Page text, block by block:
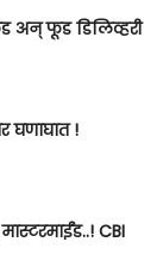
अन् फूड डिलिव्हरी
घणाघात !
CBI